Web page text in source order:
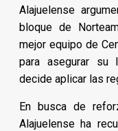
Alajuelense
bloque de
mejor equipo de
para asegurar su
decide aplicar las
En busca de
Alajuelense ha